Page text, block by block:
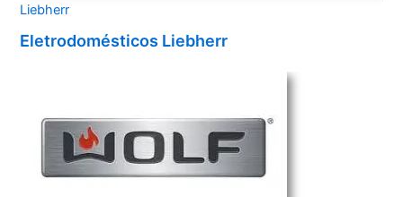
Liebherr
Eletrodomésticos Liebherr